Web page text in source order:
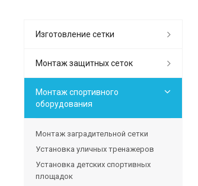
Изготовление сетки
Монтаж защитных сеток
Монтаж спортивного
оборудования
Монтаж заградительной сетки
Установка уличных тренажеров
Установка детских спортивных
площадок